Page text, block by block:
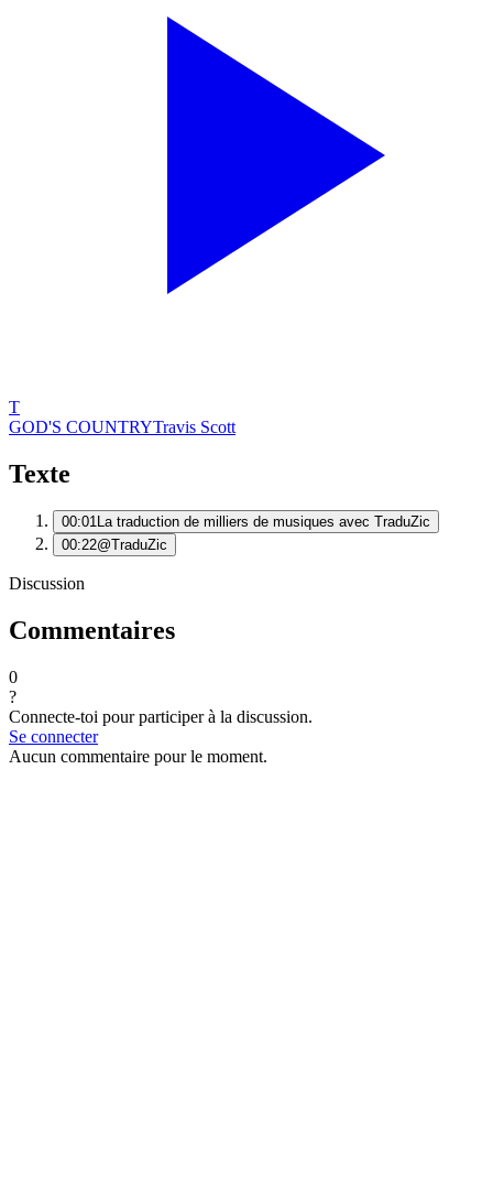
T
GOD'S COUNTRYTravis Scott
Texte
00:01La traduction de milliers de musiques avec TraduZic
00:22@TraduZic
Discussion
Commentaires
0
?
Connecte-toi pour participer à la discussion.
Se connecter
Aucun commentaire pour le moment.